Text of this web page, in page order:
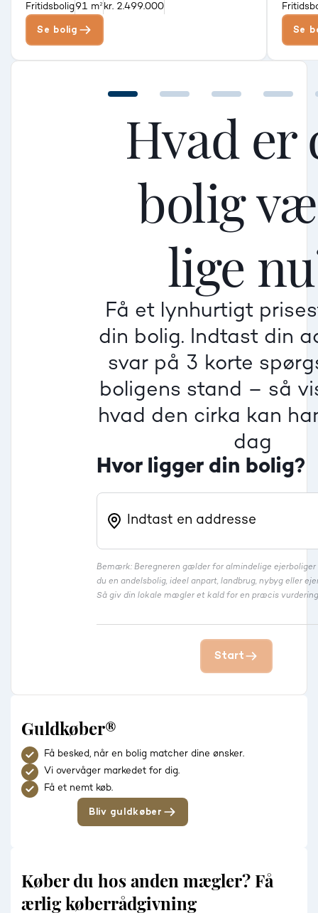
Fritidsbolig91 m² kr. 2.499.000
Se bolig Se
Hvad er
bolig
lige
Få et lynhurtigt
din bolig. Indtast din
svar på 3 korte
boligens stand – så
hvad den cirka kan
dag
Hvor ligger din bolig?
Bemærk: Beregneren gælder for almindelige ejerboliger
du en andelsbolig, ideel anpart, landbrug, nybyg eller
Så giv din lokale mægler et kald for en præcis
Dårlig
Mindre god
Mellem
Dårlig
Mindre god
Mellem
Dårlig
Mindre god
Mellem
Villa
Beregner pris
Start
Guldkøber®
Få besked, når en bolig matcher dine ønsker.
Vi overvåger markedet for dig.
Få et nemt køb.
Bliv guldkøber
Køber du hos anden mægler? Få
ærlig køberrådgivning